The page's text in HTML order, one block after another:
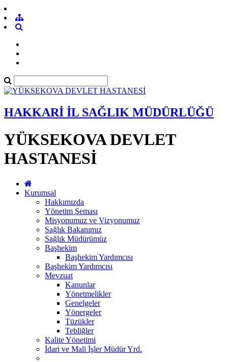
HAKKARİ İL SAĞLIK MÜDÜRLÜĞÜ
YÜKSEKOVA DEVLET
HASTANESİ
Kurumsal
Hakkımızda
Yönetim Şeması
Misyonumuz ve Vizyonumuz
Sağlık Bakanımız
Sağlık Müdürümüz
Başhekim
Başhekim Yardımcısı
Başhekim Yardımcısı
Mevzuat
Kanunlar
Yönetmelikler
Genelgeler
Yönergeler
Tüzükler
Tebliğler
Kalite Yönetimi
İdari ve Mali İşler Müdür Yrd.